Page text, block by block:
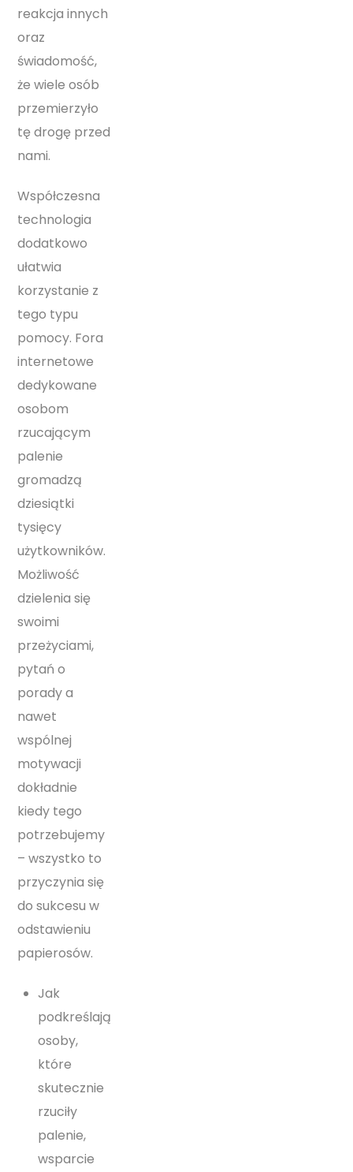
reakcja innych
oraz
świadomość,
że wiele osób
przemierzyło
tę drogę przed
nami.
Współczesna
technologia
dodatkowo
ułatwia
korzystanie z
tego typu
pomocy. Fora
internetowe
dedykowane
osobom
rzucającym
palenie
gromadzą
dziesiątki
tysięcy
użytkowników.
Możliwość
dzielenia się
swoimi
przeżyciami,
pytań o
porady a
nawet
wspólnej
motywacji
dokładnie
kiedy tego
potrzebujemy
– wszystko to
przyczynia się
do sukcesu w
odstawieniu
papierosów.
Jak
podkreślają
osoby,
które
skutecznie
rzuciły
palenie,
wsparcie